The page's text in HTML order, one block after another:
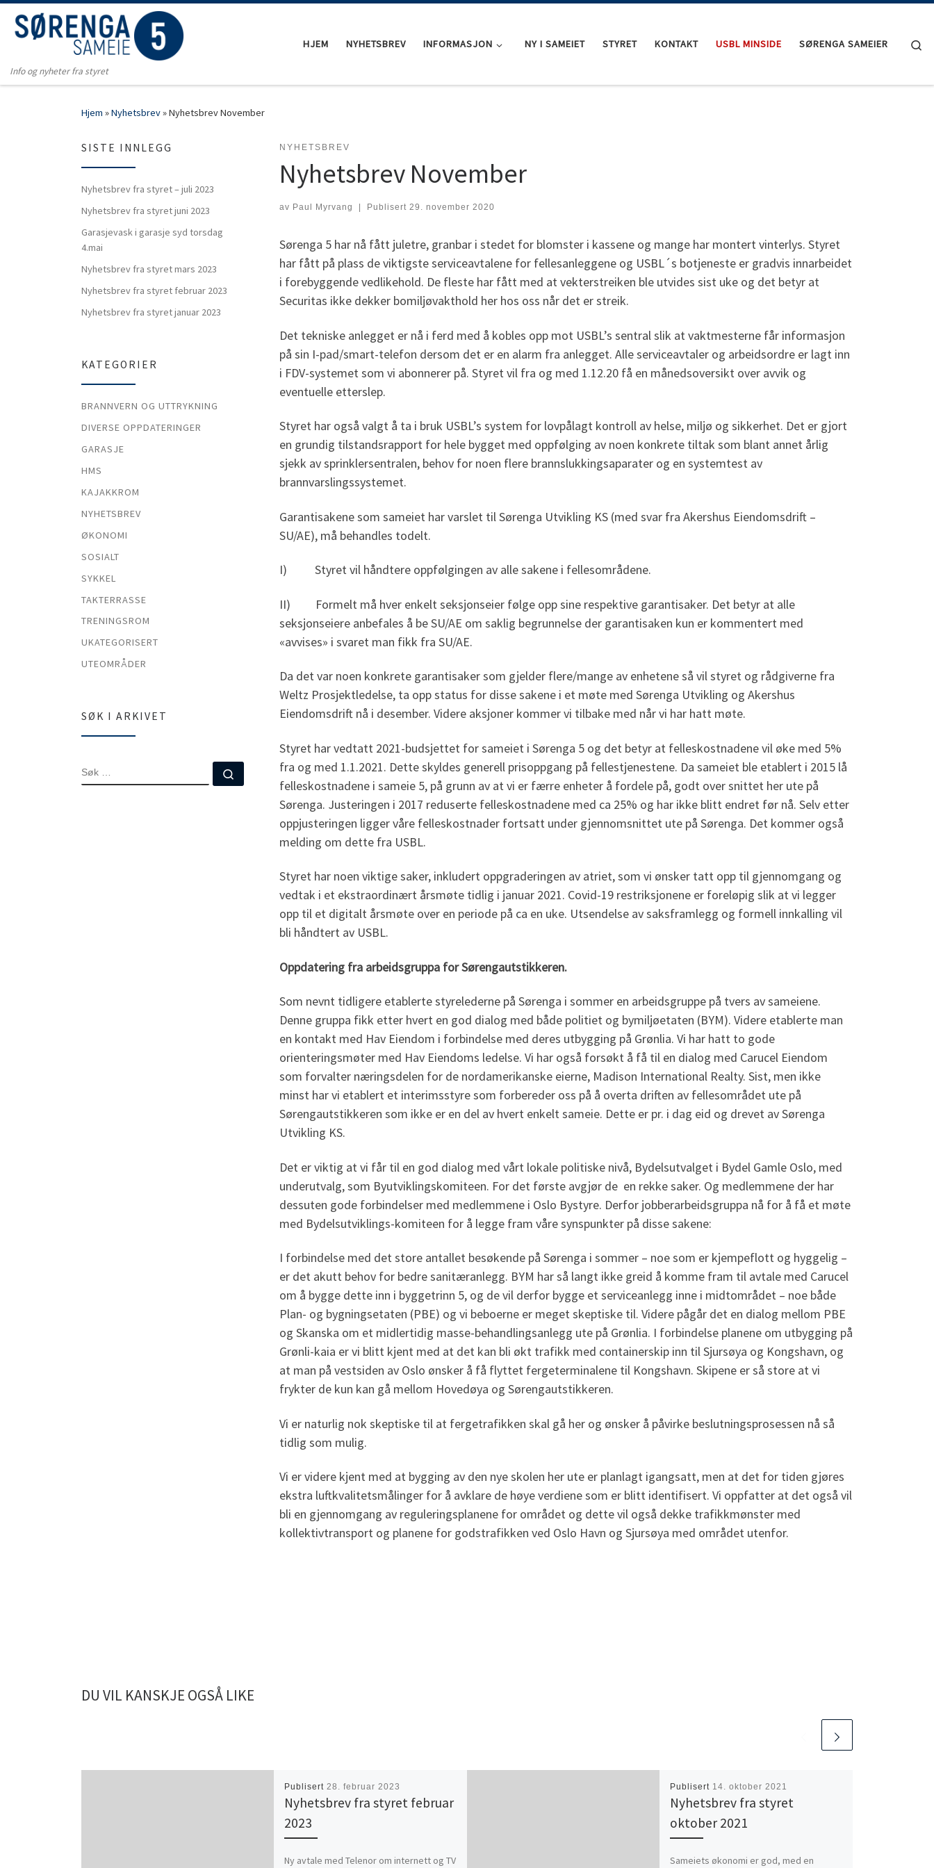
Skip to content
Info og nyheter fra styret
HJEM NYHETSBREV INFORMASJON NY I SAMEIET STYRET KONTAKT USBL MINSIDE SØRENGA SAMEIER
Hjem »Nyhetsbrev»Nyhetsbrev November
NYHETSBREV
Nyhetsbrev November
av Paul Myrvang Publisert 29. november 2020
Sørenga 5 har nå fått juletre, granbar i stedet for blomster i kassene og mange har montert vinterlys. Styret
har fått på plass de viktigste serviceavtalene for fellesanleggene og USBL´s botjeneste er gradvis innarbeidet
i forebyggende vedlikehold. De fleste har fått med at vekterstreiken ble utvides sist uke og det betyr at
Securitas ikke dekker bomiljøvakthold her hos oss når det er streik.
Det tekniske anlegget er nå i ferd med å kobles opp mot USBL’s sentral slik at vaktmesterne får informasjon
på sin I-pad/smart-telefon dersom det er en alarm fra anlegget. Alle serviceavtaler og arbeidsordre er lagt inn
i FDV-systemet som vi abonnerer på. Styret vil fra og med 1.12.20 få en månedsoversikt over avvik og
eventuelle etterslep.
Styret har også valgt å ta i bruk USBL’s system for lovpålagt kontroll av helse, miljø og sikkerhet. Det er gjort
en grundig tilstandsrapport for hele bygget med oppfølging av noen konkrete tiltak som blant annet årlig
sjekk av sprinklersentralen, behov for noen flere brannslukkingsaparater og en systemtest av
brannvarslingssystemet.
Garantisakene som sameiet har varslet til Sørenga Utvikling KS (med svar fra Akershus Eiendomsdrift –
SU/AE), må behandles todelt.
I) Styret vil håndtere oppfølgingen av alle sakene i fellesområdene.
II) Formelt må hver enkelt seksjonseier følge opp sine respektive garantisaker. Det betyr at alle
seksjonseiere anbefales å be SU/AE om saklig begrunnelse der garantisaken kun er kommentert med
«avvises» i svaret man fikk fra SU/AE.
Da det var noen konkrete garantisaker som gjelder flere/mange av enhetene så vil styret og rådgiverne fra
Weltz Prosjektledelse, ta opp status for disse sakene i et møte med Sørenga Utvikling og Akershus
Eiendomsdrift nå i desember. Videre aksjoner kommer vi tilbake med når vi har hatt møte.
Styret har vedtatt 2021-budsjettet for sameiet i Sørenga 5 og det betyr at felleskostnadene vil øke med 5%
fra og med 1.1.2021. Dette skyldes generell prisoppgang på fellestjenestene. Da sameiet ble etablert i 2015 lå
felleskostnadene i sameie 5, på grunn av at vi er færre enheter å fordele på, godt over snittet her ute på
Sørenga. Justeringen i 2017 reduserte felleskostnadene med ca 25% og har ikke blitt endret før nå. Selv etter
oppjusteringen ligger våre felleskostnader fortsatt under gjennomsnittet ute på Sørenga. Det kommer også
melding om dette fra USBL.
Styret har noen viktige saker, inkludert oppgraderingen av atriet, som vi ønsker tatt opp til gjennomgang og
vedtak i et ekstraordinært årsmøte tidlig i januar 2021. Covid-19 restriksjonene er foreløpig slik at vi legger
opp til et digitalt årsmøte over en periode på ca en uke. Utsendelse av saksframlegg og formell innkalling vil
bli håndtert av USBL.
Oppdatering fra arbeidsgruppa for Sørengautstikkeren.
Som nevnt tidligere etablerte styrelederne på Sørenga i sommer en arbeidsgruppe på tvers av sameiene.
Denne gruppa fikk etter hvert en god dialog med både politiet og bymiljøetaten (BYM). Videre etablerte man
en kontakt med Hav Eiendom i forbindelse med deres utbygging på Grønlia. Vi har hatt to gode
orienteringsmøter med Hav Eiendoms ledelse. Vi har også forsøkt å få til en dialog med Carucel Eiendom
som forvalter næringsdelen for de nordamerikanske eierne, Madison International Realty. Sist, men ikke
minst har vi etablert et interimsstyre som forbereder oss på å overta driften av fellesområdet ute på
Sørengautstikkeren som ikke er en del av hvert enkelt sameie. Dette er pr. i dag eid og drevet av Sørenga
Utvikling KS.
Det er viktig at vi får til en god dialog med vårt lokale politiske nivå, Bydelsutvalget i Bydel Gamle Oslo, med
underutvalg, som Byutviklingskomiteen. For det første avgjør de en rekke saker. Og medlemmene der har
dessuten gode forbindelser med medlemmene i Oslo Bystyre. Derfor jobberarbeidsgruppa nå for å få et møte
med Bydelsutviklings-komiteen for å legge fram våre synspunkter på disse sakene:
I forbindelse med det store antallet besøkende på Sørenga i sommer – noe som er kjempeflott og hyggelig –
er det akutt behov for bedre sanitæranlegg. BYM har så langt ikke greid å komme fram til avtale med Carucel
om å bygge dette inn i byggetrinn 5, og de vil derfor bygge et serviceanlegg inne i midtområdet – noe både
Plan- og bygningsetaten (PBE) og vi beboerne er meget skeptiske til. Videre pågår det en dialog mellom PBE
og Skanska om et midlertidig masse-behandlingsanlegg ute på Grønlia. I forbindelse planene om utbygging på
Grønli-kaia er vi blitt kjent med at det kan bli økt trafikk med containerskip inn til Sjursøya og Kongshavn, og
at man på vestsiden av Oslo ønsker å få flyttet fergeterminalene til Kongshavn. Skipene er så store at vi
frykter de kun kan gå mellom Hovedøya og Sørengautstikkeren.
Vi er naturlig nok skeptiske til at fergetrafikken skal gå her og ønsker å påvirke beslutningsprosessen nå så
tidlig som mulig.
Vi er videre kjent med at bygging av den nye skolen her ute er planlagt igangsatt, men at det for tiden gjøres
ekstra luftkvalitetsmålinger for å avklare de høye verdiene som er blitt identifisert. Vi oppfatter at det også vil
bli en gjennomgang av reguleringsplanene for området og dette vil også dekke trafikkmønster med
kollektivtransport og planene for godstrafikken ved Oslo Havn og Sjursøya med området utenfor.
DU VIL KANSKJE OGSÅ LIKE
Publisert 28. februar 2023
Nyhetsbrev fra styret februar
2023
Ny avtale med Telenor om internett og TV
Publisert 14. oktober 2021
Nyhetsbrev fra styret
oktober 2021
Sameiets økonomi er god, med en
SISTE INNLEGG
Nyhetsbrev fra styret – juli 2023
Nyhetsbrev fra styret juni 2023
Garasjevask i garasje syd torsdag
4.mai
Nyhetsbrev fra styret mars 2023
Nyhetsbrev fra styret februar 2023
Nyhetsbrev fra styret januar 2023
KATEGORIER
BRANNVERN OG UTTRYKNING
DIVERSE OPPDATERINGER
GARASJE
HMS
KAJAKKROM
NYHETSBREV
ØKONOMI
SOSIALT
SYKKEL
TAKTERRASSE
TRENINGSROM
UKATEGORISERT
UTEOMRÅDER
SØK I ARKIVET
SØK